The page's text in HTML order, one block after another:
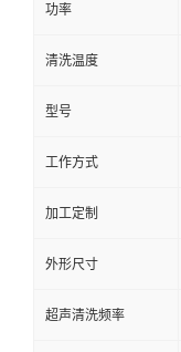
功率
清洗温度
型号
工作方式
加工定制
外形尺寸
超声清洗频率